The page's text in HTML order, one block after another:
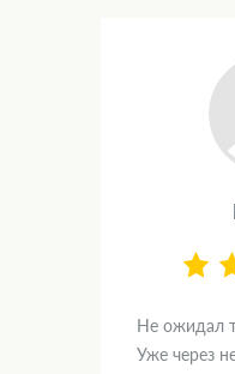
Не ожидал
Уже через